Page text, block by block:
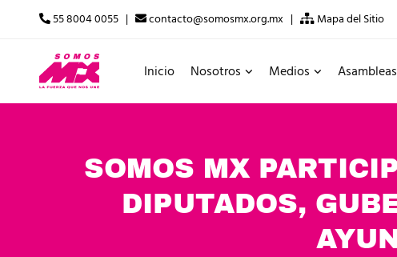
55 8004 0055 | contacto@somosmx.org.mx | Mapa del Sitio
Inicio Nosotros Medios Asambleas
SOMOS MX
DIPUTADOS,